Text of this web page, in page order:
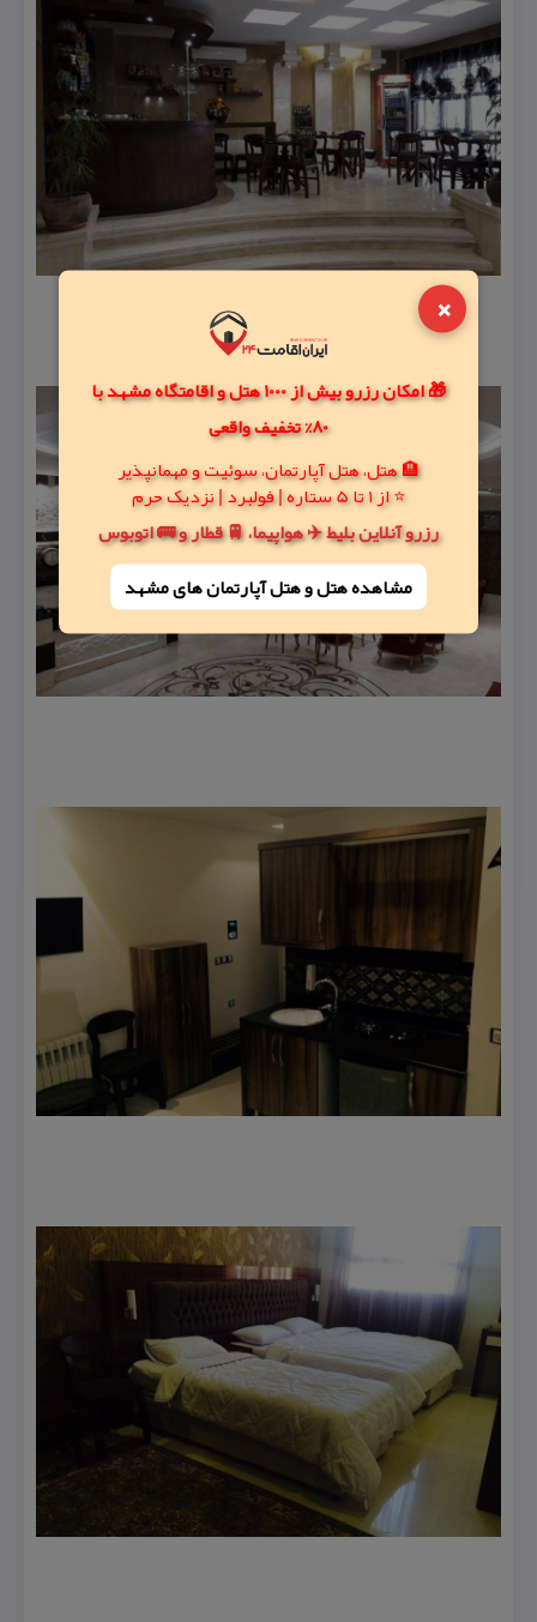
×
🎁 امکان رزرو بیش از 1000 هتل و اقامتگاه مشهد با
80% تخفیف واقعی
🏨 هتل، هتل آپارتمان، سوئیت و مهمانپذیر
⭐ از 1 تا 5 ستاره | فولبرد | نزدیک حرم
رزرو آنلاین بلیط ✈️ هواپیما، 🚆 قطار و 🚌 اتوبوس
مشاهده هتل و هتل‌ آپارتمان های مشهد